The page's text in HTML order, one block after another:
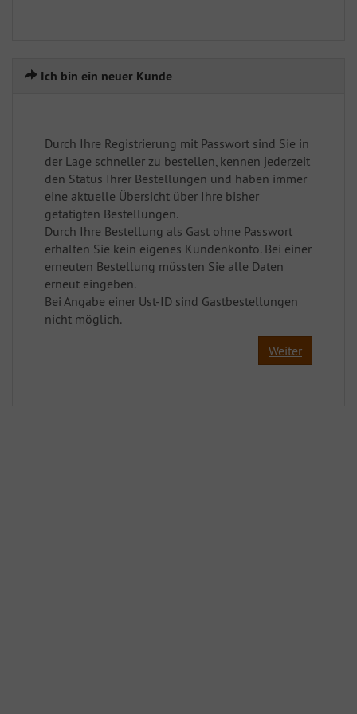
Ich bin ein neuer Kunde
Durch Ihre Registrierung mit Passwort sind Sie in
der Lage schneller zu bestellen, kennen jederzeit
den Status Ihrer Bestellungen und haben immer
eine aktuelle Übersicht über Ihre bisher
getätigten Bestellungen.
Durch Ihre Bestellung als Gast ohne Passwort
erhalten Sie kein eigenes Kundenkonto. Bei einer
erneuten Bestellung müssten Sie alle Daten
erneut eingeben.
Bei Angabe einer Ust-ID sind Gastbestellungen
nicht möglich.
Weiter